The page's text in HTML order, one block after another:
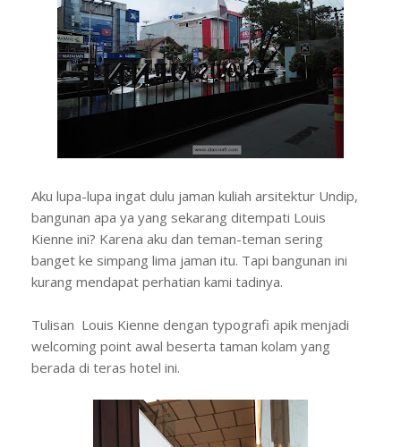
Aku lupa-lupa ingat dulu jaman kuliah arsitektur Undip,
bangunan apa ya yang sekarang ditempati Louis
Kienne ini? Karena aku dan teman-teman sering
banget ke simpang lima jaman itu. Tapi bangunan ini
kurang mendapat perhatian kami tadinya.
Tulisan Louis Kienne dengan typografi apik menjadi
welcoming point awal beserta taman kolam yang
berada di teras hotel ini.